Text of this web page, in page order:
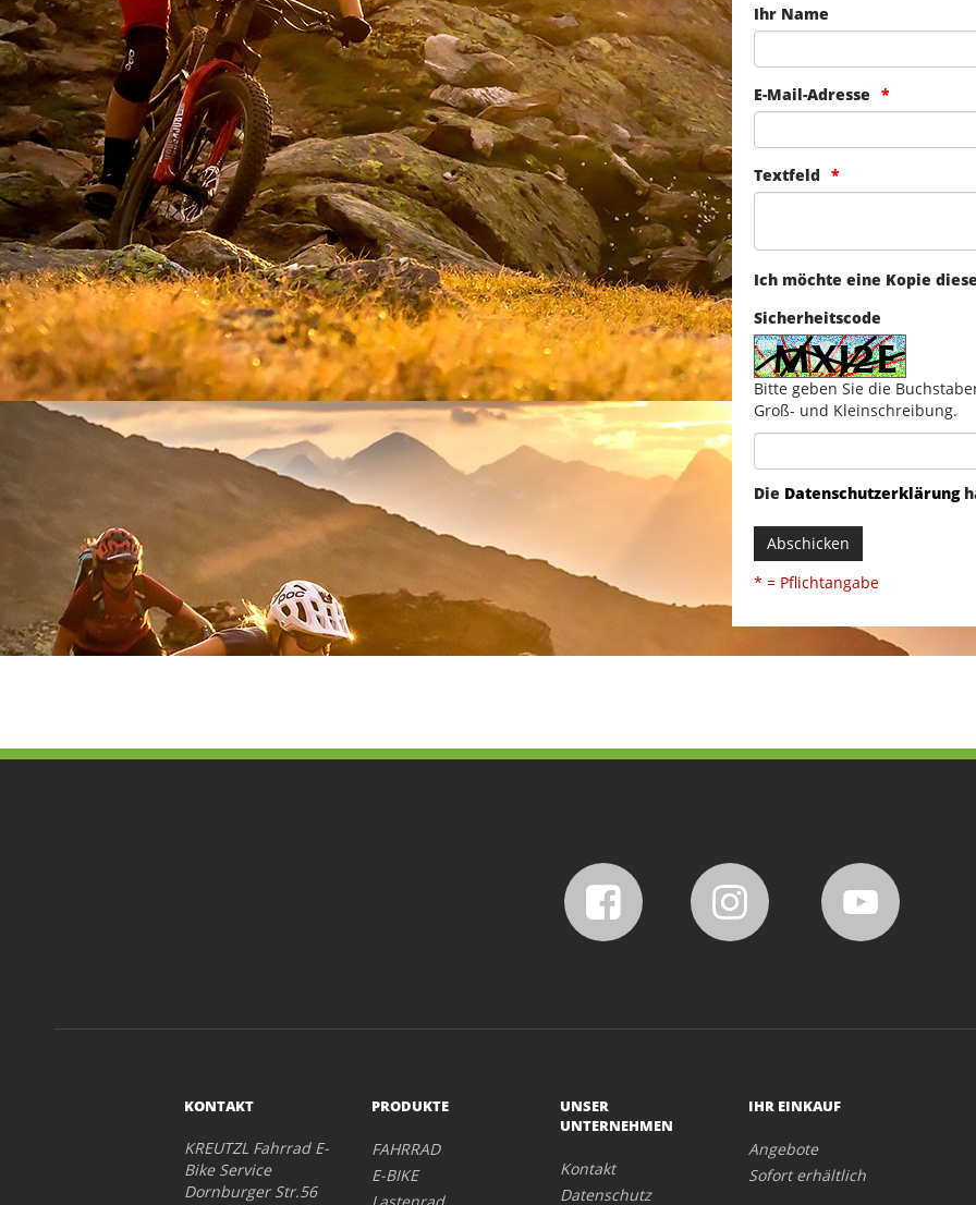
Ihr Name
E-Mail-Adresse
Textfeld
Ich möchte eine Kopie
Sicherheitscode
Bitte geben Sie die
Groß- und Kleinschreibung.
Die Datenschutzerklärung
Abschicken
* = Pflichtangabe
KONTAKT
KREUTZL Fahrrad E-
Bike Service
Dornburger Str.56
PRODUKTE
FAHRRAD
E-BIKE
UNSER
UNTERNEHMEN
Kontakt
Datenschutz
IHR EINKAUF
Angebote
Sofort erhältlich